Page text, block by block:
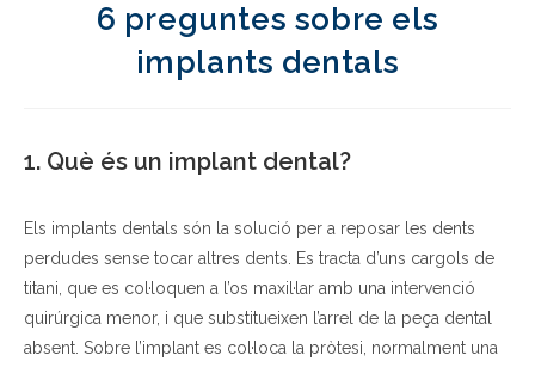
6 preguntes sobre els
implants dentals
1. Què és un implant dental?
Els implants dentals són la solució per a reposar les dents
perdudes sense tocar altres dents. Es tracta d’uns cargols de
titani, que es col·loquen a l’os maxil·lar amb una intervenció
quirúrgica menor, i que substitueixen l’arrel de la peça dental
absent. Sobre l’implant es col·loca la pròtesi, normalment una